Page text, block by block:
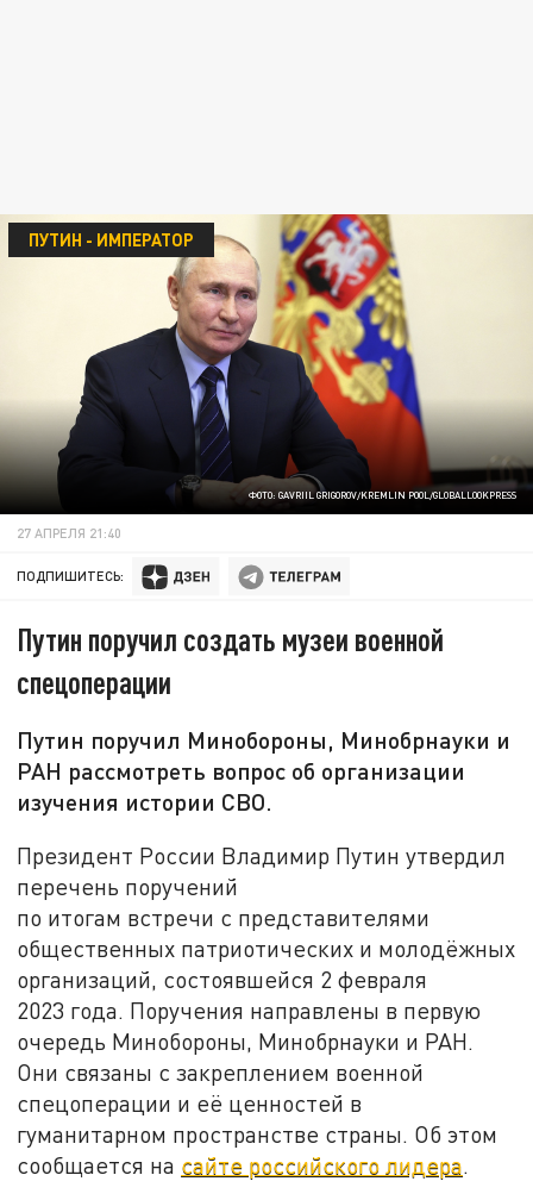
ФОТО: GAVRIIL GRIGOROV/KREMLIN POOL/GLOBALLOOKPRESS
ПУТИН - ИМПЕРАТОР
27 АПРЕЛЯ 21:40
ПОДПИШИТЕСЬ:
Путин поручил создать музеи военной
спецоперации
Путин поручил Минобороны, Минобрнауки и
РАН рассмотреть вопрос об организации
изучения истории СВО.
Президент России Владимир Путин утвердил
перечень поручений
по итогам встречи с представителями
общественных патриотических и молодёжных
организаций, состоявшейся 2 февраля
2023 года. Поручения направлены в первую
очередь Минобороны, Минобрнауки и РАН.
Они связаны с закреплением военной
спецоперации и её ценностей в
гуманитарном пространстве страны. Об этом
сообщается на сайте российского лидера.